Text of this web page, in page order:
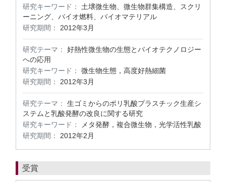
研究キーワード：
土壌微生物、微生物群集構造、スクリ
ーニング、バイオ燃料、バイオマテリアル
研究期間：
2012年3月
研究テーマ：
好熱性微生物の生態とバイオテクノロジー
への応用
研究キーワード：
微生物生態，高度好熱細菌
研究期間：
2012年3月
研究テーマ：
生ゴミからのポリ乳酸プラスチック生産シ
ステムと乳酸発酵の改良に関する研究
研究キーワード：
メタ発酵，複合微生物，光学活性乳酸
研究期間：
2012年2月
受賞